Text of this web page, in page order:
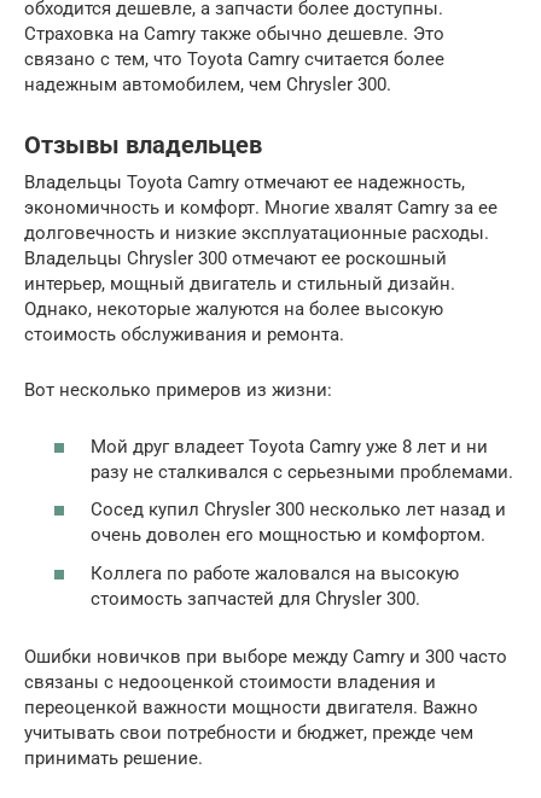
обходится дешевле, а запчасти более доступны.
Страховка на Camry также обычно дешевле. Это
связано с тем, что Toyota Camry считается более
надежным автомобилем, чем Chrysler 300.
Отзывы владельцев
Владельцы Toyota Camry отмечают ее надежность,
экономичность и комфорт. Многие хвалят Camry за ее
долговечность и низкие эксплуатационные расходы.
Владельцы Chrysler 300 отмечают ее роскошный
интерьер, мощный двигатель и стильный дизайн.
Однако, некоторые жалуются на более высокую
стоимость обслуживания и ремонта.
Вот несколько примеров из жизни:
Мой друг владеет Toyota Camry уже 8 лет и ни
разу не сталкивался с серьезными проблемами.
Сосед купил Chrysler 300 несколько лет назад и
очень доволен его мощностью и комфортом.
Коллега по работе жаловался на высокую
стоимость запчастей для Chrysler 300.
Ошибки новичков при выборе между Camry и 300 часто
связаны с недооценкой стоимости владения и
переоценкой важности мощности двигателя. Важно
учитывать свои потребности и бюджет, прежде чем
принимать решение.